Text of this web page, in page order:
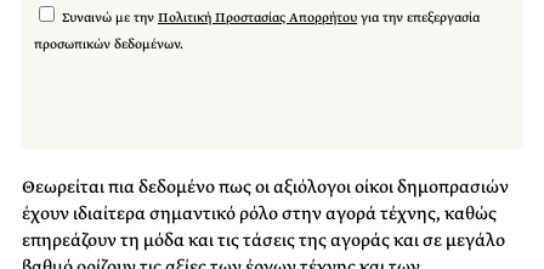
Συναινώ με την Πολιτική Προστασίας Απορρήτου για την επεξεργασία
προσωπικών δεδομένων.
Θεωρείται πια δεδομένο πως οι αξιόλογοι οίκοι δημοπρασιών
έχουν ιδιαίτερα σημαντικό ρόλο στην αγορά τέχνης, καθώς
επηρεάζουν τη μόδα και τις τάσεις της αγοράς και σε μεγάλο